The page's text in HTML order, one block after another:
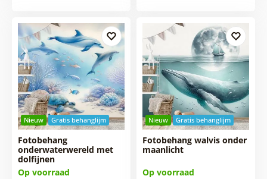
Nieuw Gratis behanglijm
Fotobehang
onderwaterwereld met
dolfijnen
Op voorraad
Nieuw Gratis behanglijm
Fotobehang walvis onder
maanlicht
Op voorraad